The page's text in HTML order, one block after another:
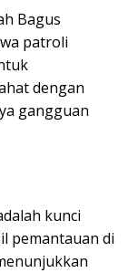
Bagus
patroli
dengan
gangguan
kunci
pemantauan di